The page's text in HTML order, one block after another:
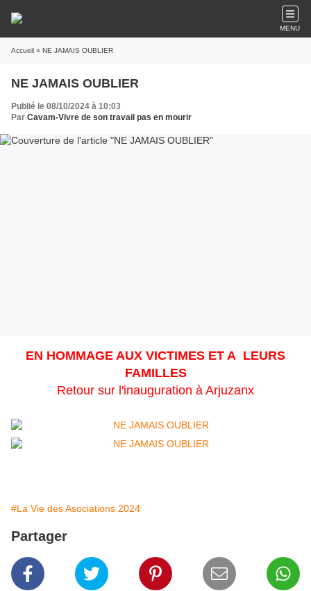
MENU
Accueil » NE JAMAIS OUBLIER
NE JAMAIS OUBLIER
Publié le 08/10/2024 à 10:03
Par Cavam-Vivre de son travail pas en mourir
EN HOMMAGE AUX VICTIMES ET A LEURS
FAMILLES
Retour sur l'inauguration à Arjuzanx
#La Vie des Asociations 2024
Partager